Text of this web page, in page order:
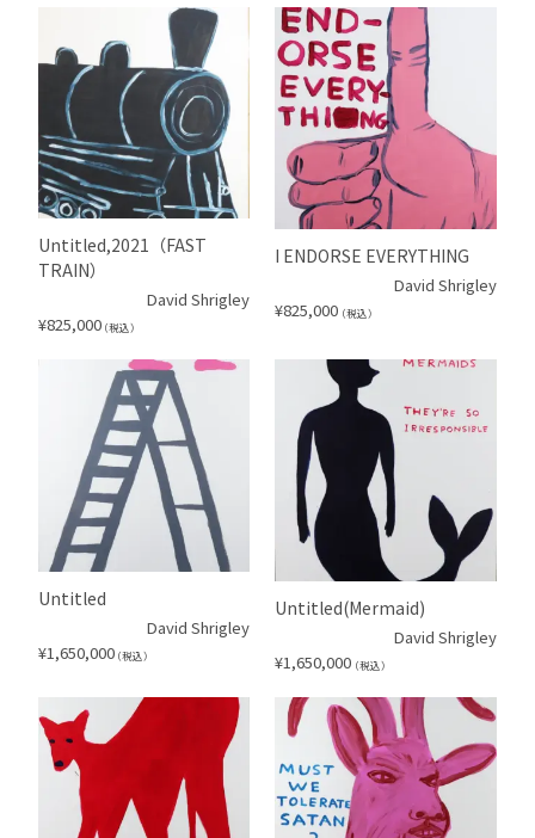
Untitled,2021（FAST
TRAIN）
David Shrigley
¥825,000 （税込）
I ENDORSE EVERYTHING
David Shrigley
¥825,000 （税込）
Untitled
David Shrigley
¥1,650,000 （税込）
Untitled(Mermaid)
David Shrigley
¥1,650,000 （税込）